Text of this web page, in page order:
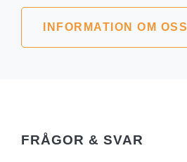
INFORMATION OM OSS
FRÅGOR & SVAR